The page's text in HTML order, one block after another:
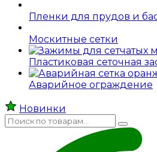
Пленки для прудов и
Москитные сетки
Пластиковая сеточная
Аварийное ограждение
Новинки